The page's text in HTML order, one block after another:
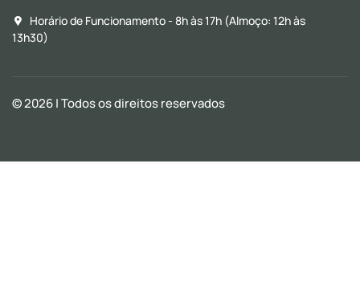
Horário de Funcionamento - 8h às 17h (Almoço: 12h às
13h30)
© 2026| Todos os direitos reservados